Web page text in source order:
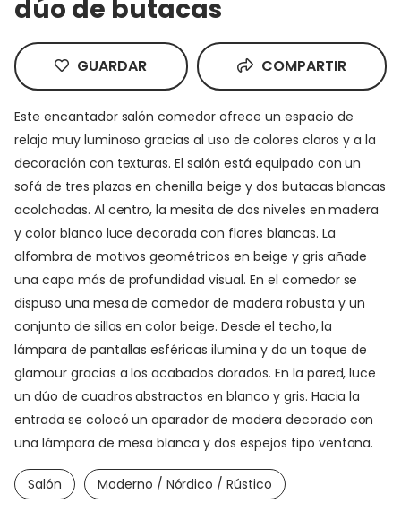
dúo de butacas
GUARDAR COMPARTIR
Este encantador salón comedor ofrece un espacio de
relajo muy luminoso gracias al uso de colores claros y a la
decoración con texturas. El salón está equipado con un
sofá de tres plazas en chenilla beige y dos butacas blancas
acolchadas. Al centro, la mesita de dos niveles en madera
y color blanco luce decorada con flores blancas. La
alfombra de motivos geométricos en beige y gris añade
una capa más de profundidad visual. En el comedor se
dispuso una mesa de comedor de madera robusta y un
conjunto de sillas en color beige. Desde el techo, la
lámpara de pantallas esféricas ilumina y da un toque de
glamour gracias a los acabados dorados. En la pared, luce
un dúo de cuadros abstractos en blanco y gris. Hacia la
entrada se colocó un aparador de madera decorado con
una lámpara de mesa blanca y dos espejos tipo ventana.
Salón Moderno / Nórdico / Rústico